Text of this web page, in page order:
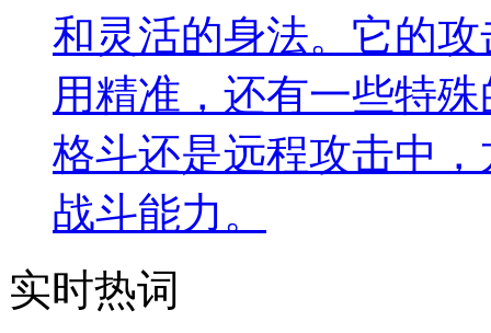
和灵活的身法。它的
用精准，还有一些特
格斗还是远程攻击中
战斗能力。
实时热词